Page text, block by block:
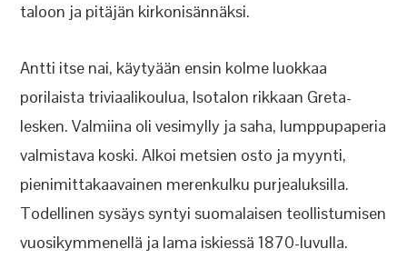
taloon ja pitäjän kirkonisännäksi.
Antti itse nai, käytyään ensin kolme luokkaa
porilaista triviaalikoulua, Isotalon rikkaan Greta-
lesken. Valmiina oli vesimylly ja saha, lumppupaperia
valmistava koski. Alkoi metsien osto ja myynti,
pienimittakaavainen merenkulku purjealuksilla.
Todellinen sysäys syntyi suomalaisen teollistumisen
vuosikymmenellä ja lama iskiessä 1870-luvulla.